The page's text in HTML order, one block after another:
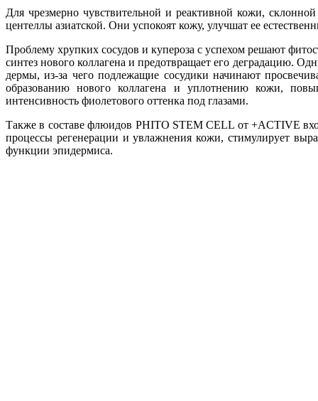
Для чрезмерно чувствительной и реактивной кожи,
центеллы азиатской. Они успокоят кожу, улучшат ее
Проблему хрупких сосудов и купероза с успехом решают
синтез нового коллагена и предотвращает его деградацию.
дермы, из-за чего подлежащие сосудики начинают
образованию нового коллагена и уплотнению кожи,
интенсивность фиолетового оттенка под глазами.
Также в составе флюидов PHITO STEM CELL от +ACTIVE
процессы регенерации и увлажнения кожи, стимулирует
функции эпидермиса.